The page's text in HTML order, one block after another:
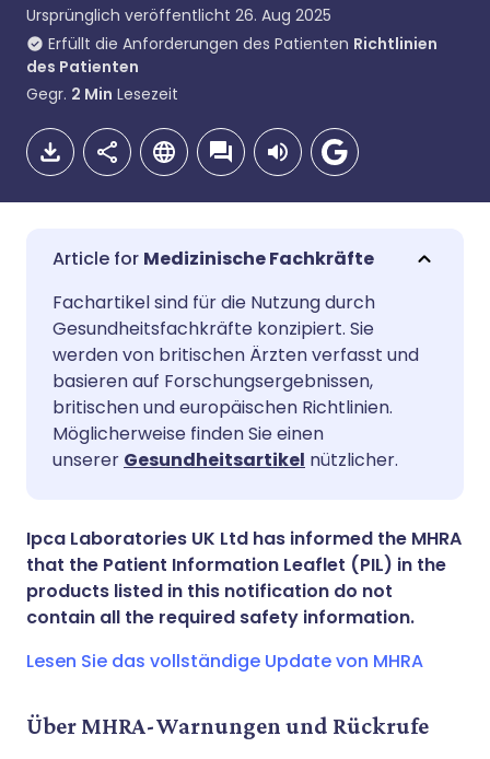
Ursprünglich veröffentlicht 26. Aug 2025
Erfüllt die Anforderungen des Patienten Richtlinien
des Patienten
Gegr. 2 Min Lesezeit
Per E-Mail teilen
Teilen über Facebook
Teilen über LinkedIn
Teilen über WhatsApp
Link kopieren
🇬🇧 English 🇩🇪 Deutsch
🇪🇸 Español 🇫🇷 Français
🇮🇹 Italiano
🇸🇪 Svenska
Medizinische Fachkräfte
Fachartikel sind für die Nutzung durch
Gesundheitsfachkräfte konzipiert. Sie
werden von britischen Ärzten verfasst und
basieren auf Forschungsergebnissen,
britischen und europäischen Richtlinien.
Möglicherweise finden Sie einen
unserer Gesundheitsartikel nützlicher.
Ipca Laboratories UK Ltd has informed the MHRA
that the Patient Information Leaflet (PIL) in the
products listed in this notification do not
contain all the required safety information.
Lesen Sie das vollständige Update von MHRA
Über MHRA-Warnungen und Rückrufe